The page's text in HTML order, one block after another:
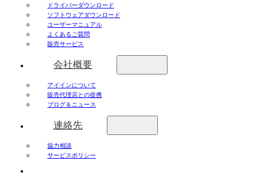
ドライバーダウンロード
ソフトウェアダウンロード
ユーザーマニュアル
よくあるご質問
販売サービス
会社概要
アイインについて
販売代理店との提携
ブログ＆ニュース
連絡先
協力相談
サービスポリシー